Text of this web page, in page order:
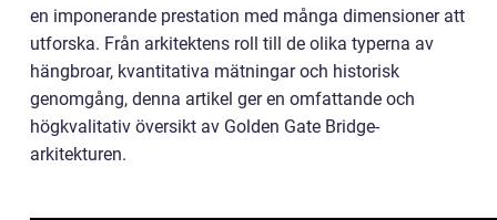
en imponerande prestation med många dimensioner att
utforska. Från arkitektens roll till de olika typerna av
hängbroar, kvantitativa mätningar och historisk
genomgång, denna artikel ger en omfattande och
högkvalitativ översikt av Golden Gate Bridge-
arkitekturen.